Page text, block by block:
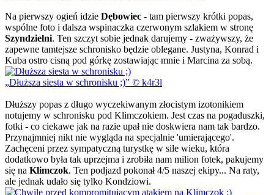
Na pierwszy ogień idzie Dębowiec - tam pierwszy krótki popas,
wspólne foto i dalsza wspinaczka czerwonym szlakiem w stronę
Szyndzielni. Ten szczyt sobie jednak darujemy - zważywszy, że
zapewne tamtejsze schronisko będzie oblegane. Justyna, Konrad i
Kuba ostro cisną pod górkę zostawiając mnie i Marcina za sobą.
Dłuższa siesta w schronisku ;) © k4r3l
Dłuższy popas z długo wyczekiwanym złocistym izotonikiem
notujemy w schronisku pod Klimczokiem. Jest czas na pogaduszki,
fotki - co ciekawe jak na razie upał nie doskwiera nam tak bardzo.
Przynajmniej nikt nie wygląda na specjalnie 'umierającego'.
Zachęceni przez sympatyczną turystkę w sile wieku, która
dodatkowo była tak uprzejma i zrobiła nam milion fotek, pakujemy
się na Klimczok. Ten podjazd pokonał 4/5 naszej ekipy... Na raty,
ale jednak udało się tylko Kondziowi.